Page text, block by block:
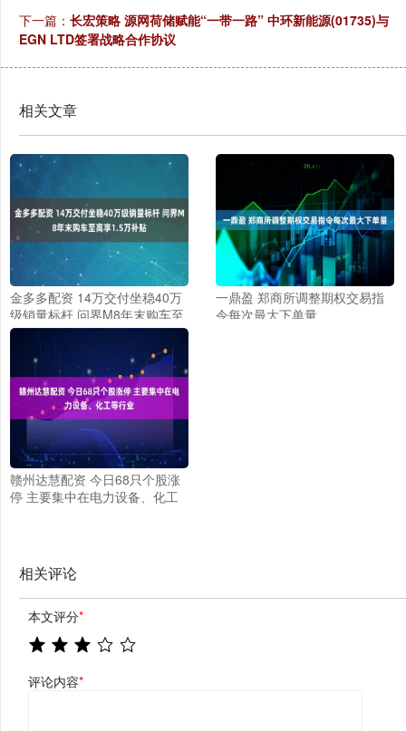
下一篇： 长宏策略 源网荷储赋能“一带一路” 中环新能源(01735)与
EGN LTD签署战略合作协议
相关文章
金多多配资 14万交付坐稳40万
级销量标杆 问界M8年末购车至
高享1.5万补贴
一鼎盈 郑商所调整期权交易指
令每次最大下单量
赣州达慧配资 今日68只个股涨
停 主要集中在电力设备、化工
相关评论
本文评分*
评论内容*